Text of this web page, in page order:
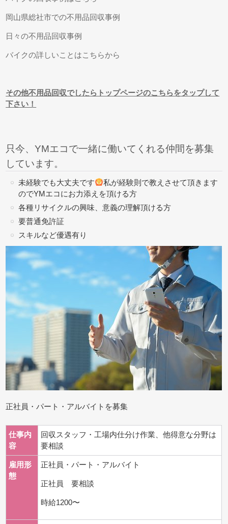
岡山県総社市での不用品回収事例
日々の不用品回収事例
バイクの詳しいことはこちらから
その他不用品回収でしたらトップページのこちらをタップして
下さい！
只今、YMエコで一緒に働いてくれる仲間を募集
しています。
未経験でも大丈夫です
私が経験則で教えさせて頂きます
のでYMエコにお力添えを頂ける方
各種リサイクルの興味、意義の理解頂ける方
要普通免許証
スキルなど優遇有り
正社員・パート・アルバイトを募集
仕事内
容
回収スタッフ・工場内仕分け作業、他得意な分野は
要相談
雇用形
態
正社員・パート・アルバイト
正社員 要相談
時給1200〜